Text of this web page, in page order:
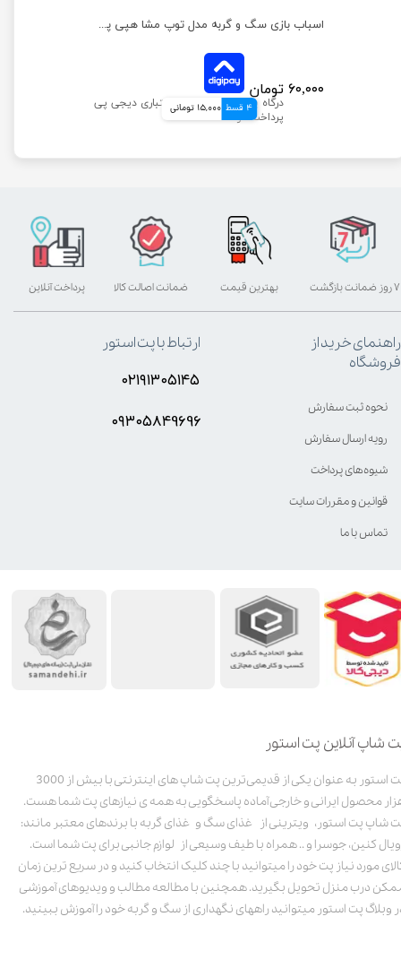
اسباب بازی سگ و گربه مدل توپ مشا هپی پت بزرگ
۶۰,۰۰۰ تومان
4 قسط 15,000 تومانی
شاپ آنلاین پت استور
پت استور به عنوان یکی از قدیمی‌ترین پت شاپ های اینترنتی با بیش از 3000
محصول ایرانی و خارجی آماده پاسخگویی به همه ی نیازهای پت شما هست.
شاپ پت استور، ویترینی از غذای سگ و غذای گربه با برندهای معتبر مانند:
کنین، جوسرا و .. همراه با طیف وسیعی از لوازم جانبی برای پت شما است.
مورد نیاز پت خود را میتوانید با چند کلیک انتخاب کنید و در سریع ترین زمان
درب منزل تحویل بگیرید. همچنین با مطالعه مطالب و ویدیوهای آموزشی
وبلاگ پت استور میتوانید راههای نگهداری از سگ و گربه خود را آموزش ببینید.
بهترین قیمت پرداخت آنلاین ۷ روز ضمانت بازگشت ضمانت اصالت کالا
راهنمای خرید از
فروشگاه
نحوه ثبت سفارش
رویه ارسال سفارش
شیوه‌های پرداخت
قوانین و مقررات سایت
تماس با ما
ارتباط با پت استور
۰۲۱۹۱۳۰۵۱۴۵
۰۹۳۰۵8۴9696